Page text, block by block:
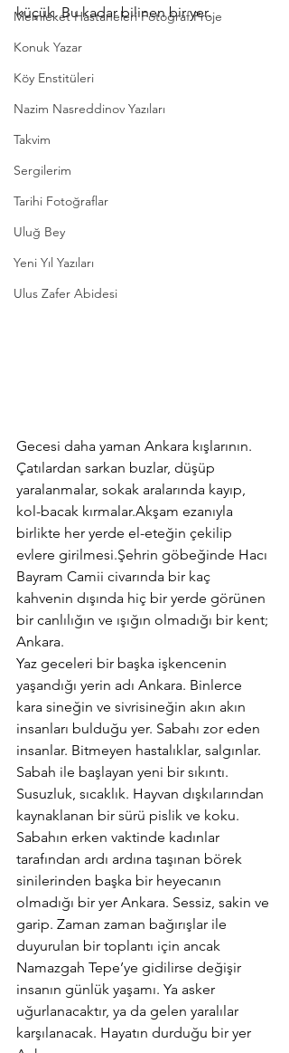
Memleket Hastaneleri Fotoğraf Proje
Konuk Yazar
Köy Enstitüleri
Nazim Nasreddinov Yazıları
Takvim
Sergilerim
Tarihi Fotoğraflar
Uluğ Bey
Yeni Yıl Yazıları
Ulus Zafer Abidesi
küçük. Bu kadar bilinen bir yer.
Gecesi daha yaman Ankara kışlarının.
Çatılardan sarkan buzlar, düşüp
yaralanmalar, sokak aralarında kayıp,
kol-bacak kırmalar.Akşam ezanıyla
birlikte her yerde el-eteğin çekilip
evlere girilmesi.Şehrin göbeğinde Hacı
Bayram Camii civarında bir kaç
kahvenin dışında hiç bir yerde görünen
bir canlılığın ve ışığın olmadığı bir kent;
Ankara.
Yaz geceleri bir başka işkencenin
yaşandığı yerin adı Ankara. Binlerce
kara sineğin ve sivrisineğin akın akın
insanları bulduğu yer. Sabahı zor eden
insanlar. Bitmeyen hastalıklar, salgınlar.
Sabah ile başlayan yeni bir sıkıntı.
Susuzluk, sıcaklık. Hayvan dışkılarından
kaynaklanan bir sürü pislik ve koku.
Sabahın erken vaktinde kadınlar
tarafından ardı ardına taşınan börek
sinilerinden başka bir heyecanın
olmadığı bir yer Ankara. Sessiz, sakin ve
garip. Zaman zaman bağırışlar ile
duyurulan bir toplantı için ancak
Namazgah Tepe’ye gidilirse değişir
insanın günlük yaşamı. Ya asker
uğurlanacaktır, ya da gelen yaralılar
karşılanacak. Hayatın durduğu bir yer